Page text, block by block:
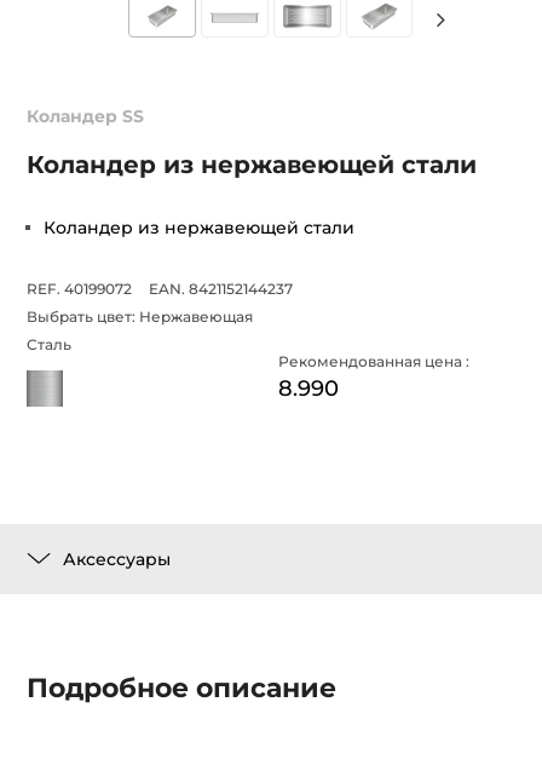
Коландер SS
Коландер из нержавеющей стали
Коландер из нержавеющей стали
REF. 40199072
EAN. 8421152144237
Выбрать цвет: Нержавеющая
Сталь
Рекомендованная цена :
8.990
Аксессуары
Подробное описание